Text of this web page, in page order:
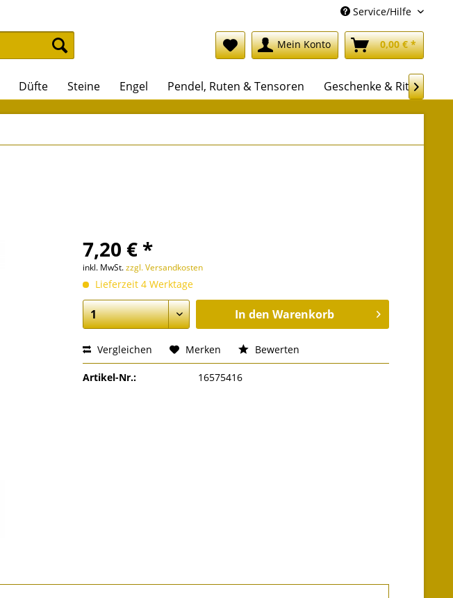
Service/Hilfe
Mein Konto 0,00 € *
Düfte Steine Engel Pendel, Ruten & Tensoren Geschenke & Rituale

7,20 € *
inkl. MwSt.zzgl. Versandkosten
Lieferzeit 4 Werktage
In den Warenkorb
Vergleichen Merken Bewerten
Artikel-Nr.: 16575416